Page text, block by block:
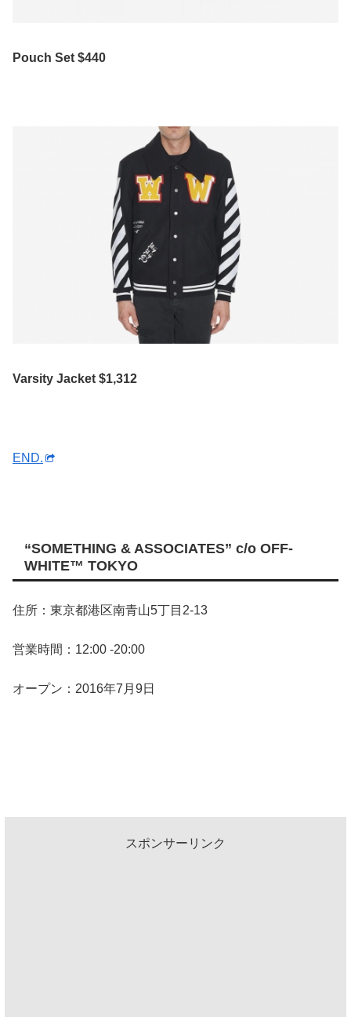
Pouch Set $440
Varsity Jacket $1,312
END.
“SOMETHING & ASSOCIATES” c/o OFF-
WHITE™ TOKYO
住所：東京都港区南青山5丁目2-13
営業時間：12:00 -20:00
オープン：2016年7月9日
スポンサーリンク